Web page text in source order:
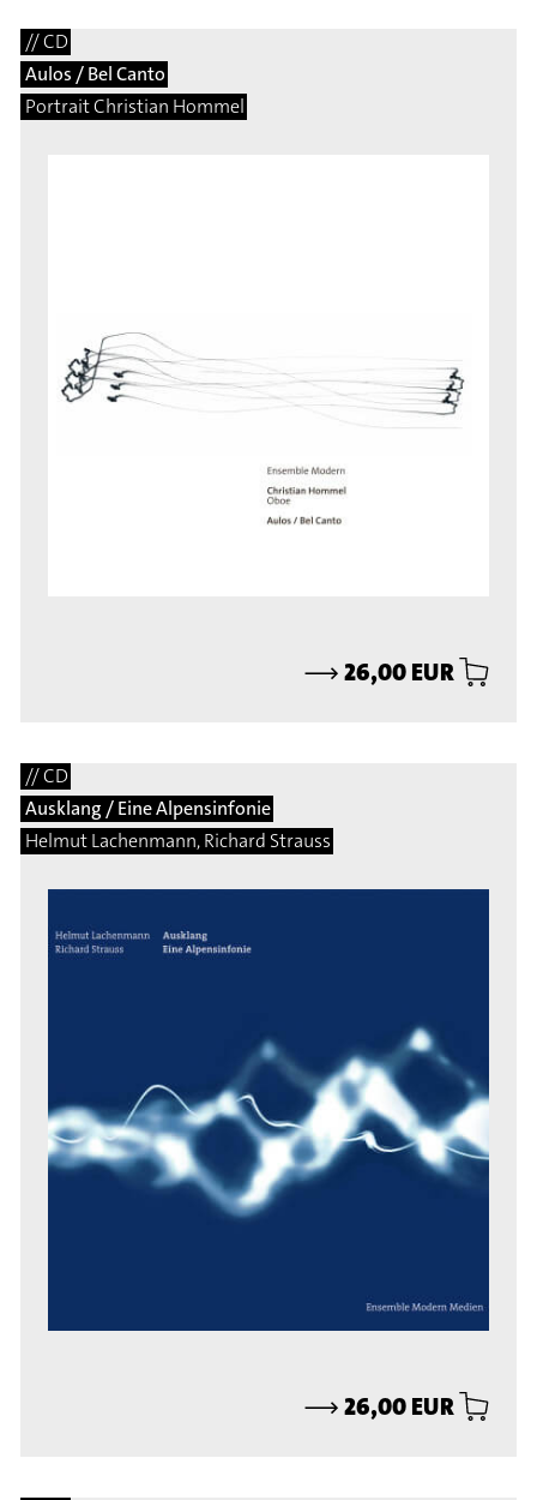
// CD
Aulos / Bel Canto
Portrait Christian Hommel
⟶26,00 EUR
// CD
Ausklang / Eine Alpensinfonie
Helmut Lachenmann, Richard Strauss
⟶26,00 EUR